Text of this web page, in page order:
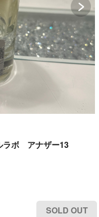
ラボ アナザー13
SOLD OUT